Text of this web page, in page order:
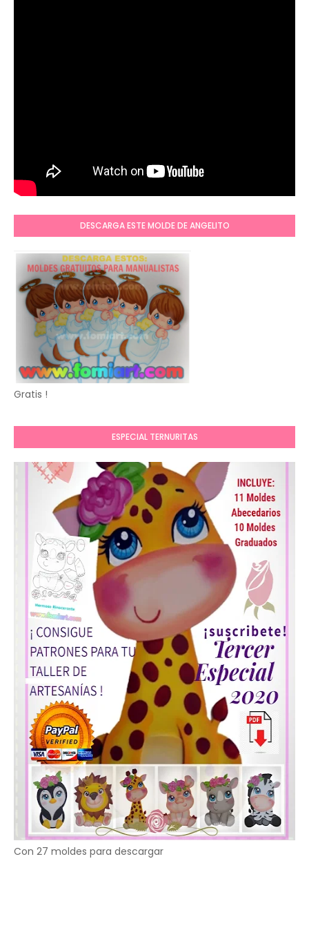
DESCARGA ESTE MOLDE DE ANGELITO
Gratis !
ESPECIAL TERNURITAS
Con 27 moldes para descargar